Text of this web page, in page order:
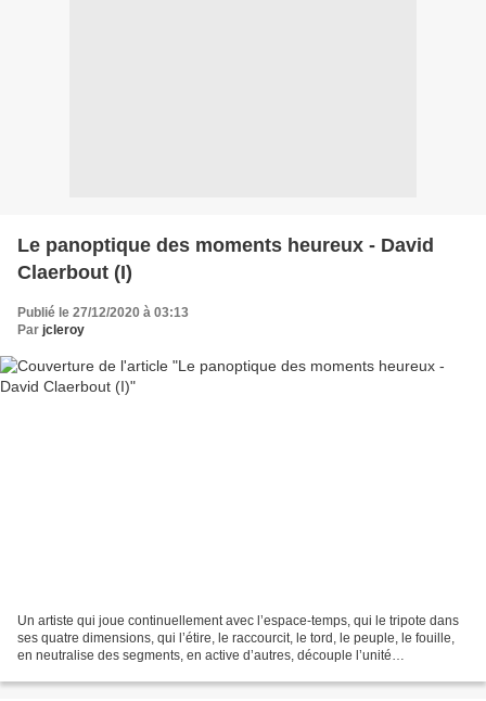
Le panoptique des moments heureux - David
Claerbout (I)
Publié le 27/12/2020 à 03:13
Par jcleroy
Un artiste qui joue continuellement avec l’espace-temps, qui le tripote dans
ses quatre dimensions, qui l’étire, le raccourcit, le tord, le peuple, le fouille,
en neutralise des segments, en active d’autres, découple l’unité